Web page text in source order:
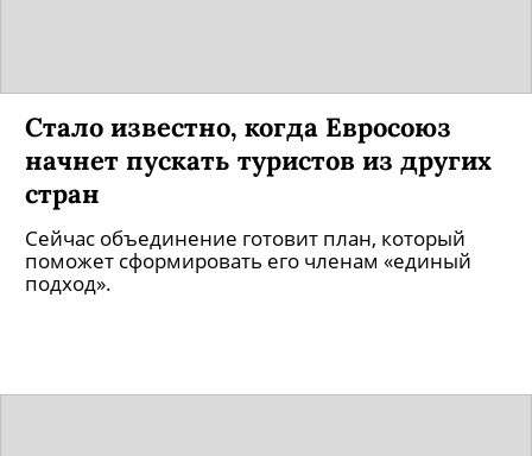
Стало известно, когда Евросоюз
начнет пускать туристов из других
стран
Сейчас объединение готовит план, который
поможет сформировать его членам «единый
подход».